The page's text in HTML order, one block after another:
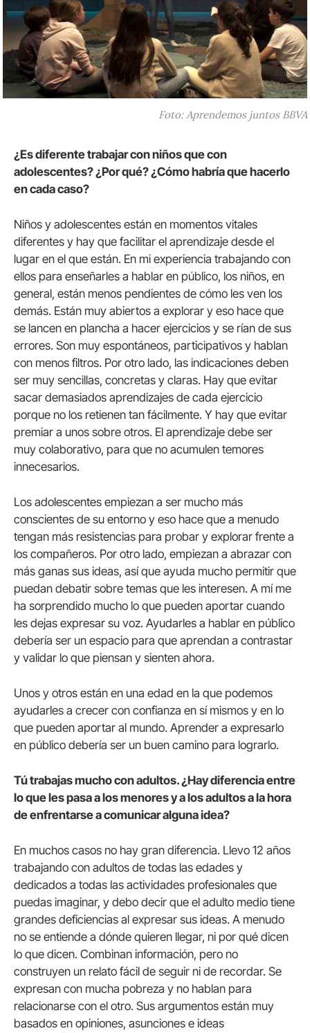
Foto: Aprendemos juntos BBVA
¿Es diferente trabajar con niños que con
adolescentes? ¿Por qué? ¿Cómo habría que hacerlo
en cada caso?
Niños y adolescentes están en momentos vitales
diferentes y hay que facilitar el aprendizaje desde el
lugar en el que están. En mi experiencia trabajando con
ellos para enseñarles a hablar en público, los niños, en
general, están menos pendientes de cómo les ven los
demás. Están muy abiertos a explorar y eso hace que
se lancen en plancha a hacer ejercicios y se rían de sus
errores. Son muy espontáneos, participativos y hablan
con menos filtros. Por otro lado, las indicaciones deben
ser muy sencillas, concretas y claras. Hay que evitar
sacar demasiados aprendizajes de cada ejercicio
porque no los retienen tan fácilmente. Y hay que evitar
premiar a unos sobre otros. El aprendizaje debe ser
muy colaborativo, para que no acumulen temores
innecesarios.
Los adolescentes empiezan a ser mucho más
conscientes de su entorno y eso hace que a menudo
tengan más resistencias para probar y explorar frente a
los compañeros. Por otro lado, empiezan a abrazar con
más ganas sus ideas, así que ayuda mucho permitir que
puedan debatir sobre temas que les interesen. A mí me
ha sorprendido mucho lo que pueden aportar cuando
les dejas expresar su voz. Ayudarles a hablar en público
debería ser un espacio para que aprendan a contrastar
y validar lo que piensan y sienten ahora.
Unos y otros están en una edad en la que podemos
ayudarles a crecer con confianza en sí mismos y en lo
que pueden aportar al mundo. Aprender a expresarlo
en público debería ser un buen camino para lograrlo.
Tú trabajas mucho con adultos. ¿Hay diferencia entre
lo que les pasa a los menores y a los adultos a la hora
de enfrentarse a comunicar alguna idea?
En muchos casos no hay gran diferencia. Llevo 12 años
trabajando con adultos de todas las edades y
dedicados a todas las actividades profesionales que
puedas imaginar, y debo decir que el adulto medio tiene
grandes deficiencias al expresar sus ideas. A menudo
no se entiende a dónde quieren llegar, ni por qué dicen
lo que dicen. Combinan información, pero no
construyen un relato fácil de seguir ni de recordar. Se
expresan con mucha pobreza y no hablan para
relacionarse con el otro. Sus argumentos están muy
basados en opiniones, asunciones e ideas